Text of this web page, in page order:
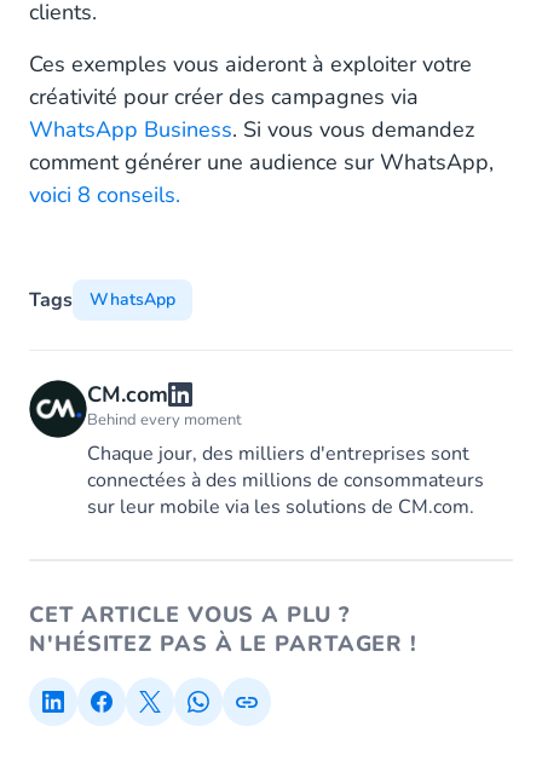
clients.
Ces exemples vous aideront à exploiter votre
créativité pour créer des campagnes via
WhatsApp Business. Si vous vous demandez
comment générer une audience sur WhatsApp,
voici 8 conseils.
Tags WhatsApp
CM.com
Behind every moment
Chaque jour, des milliers d'entreprises sont
connectées à des millions de consommateurs
sur leur mobile via les solutions de CM.com.
CET ARTICLE VOUS A PLU ?
N'HÉSITEZ PAS À LE PARTAGER !